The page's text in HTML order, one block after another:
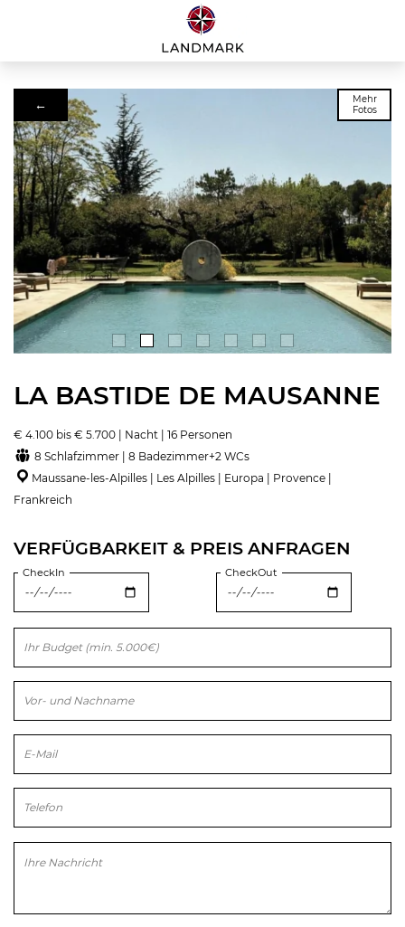
←
Mehr
Fotos
LA BASTIDE DE MAUSANNE
€ 4.100 bis € 5.700 | Nacht | 16 Personen
8 Schlafzimmer | 8 Badezimmer+2 WCs
Maussane-les-Alpilles | Les Alpilles | Europa | Provence |
Frankreich
VERFÜGBARKEIT & PREIS ANFRAGEN
CheckIn CheckOut
Bitte lasse dieses Feld leer.
Bitte lasse dieses Feld leer.